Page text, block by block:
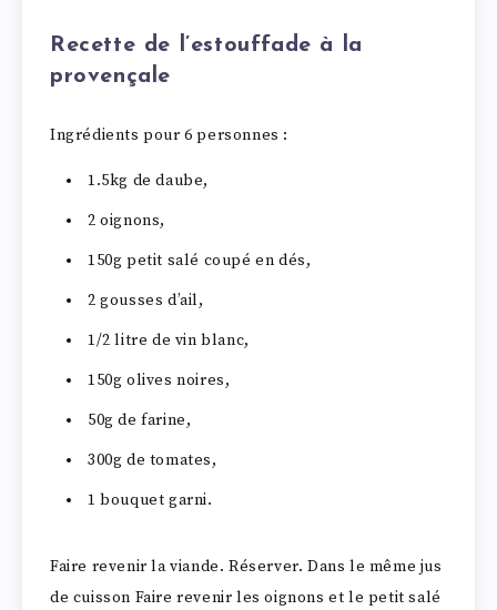
Recette de l’estouffade à la
provençale
Ingrédients pour 6 personnes :
1.5kg de daube,
2 oignons,
150g petit salé coupé en dés,
2 gousses d’ail,
1/2 litre de vin blanc,
150g olives noires,
50g de farine,
300g de tomates,
1 bouquet garni.
Faire revenir la viande. Réserver. Dans le même jus
de cuisson Faire revenir les oignons et le petit salé